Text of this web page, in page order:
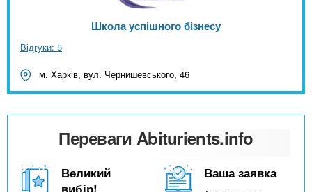
Школа успішного бізнесу
Відгуки: 5
м. Харків, вул. Чернишевського, 46
Переваги Abiturients.info
Великий
вибір!
Ваша заявка